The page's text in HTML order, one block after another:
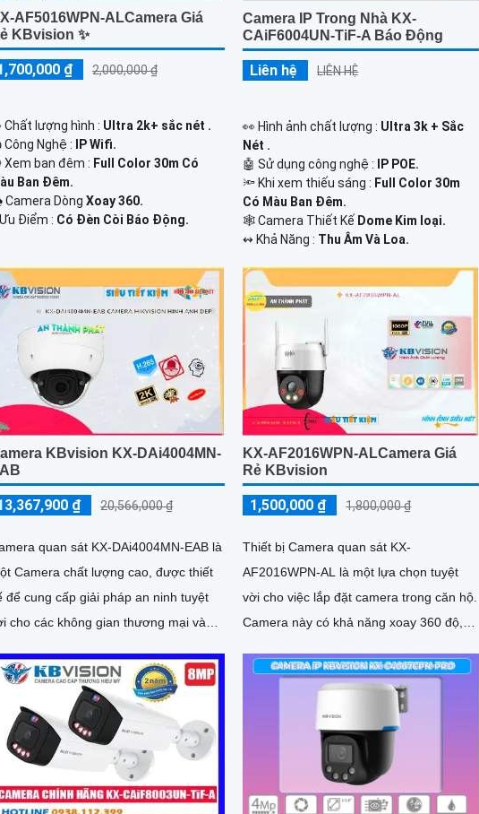
AF5016WPN-ALCamera Giá
KBvision ✨
₫ 2,000,000 ₫
Chất lượng hình : Ultra 2k+ sắc nét .
Công Nghệ :
IP Wifi.
Xem ban đêm : Full Color 30m Có
Ban Đêm.
DòngXoay 360.
Điểm : Có Đèn Còi Báo Động.
Camera IP Trong Nhà KX-
CAiF6004UN-TiF-A Báo Động
Liên hệ LIÊN HỆ
️👀 Hình ảnh chất lượng : Ultra 3k + Sắc
Nét .
🤖️ Sử dụng công nghệ :
IP POE.
🔦 Khi xem thiếu sáng : Full Color 30m
Có Màu Ban Ðêm.
🕸️ Camera Thiết Kế Dome Kim loại.
️↭ Khả Năng : Thu Âm Và Loa.
KBvision KX-DAi4004MN-
₫ 20,566,000 ₫
quan sát KX-DAi4004MN-EAB là
Camera chất lượng cao, được thiết
để cung cấp giải pháp an ninh tuyệt
cho các không gian thương mại và
KX-AF2016WPN-ALCamera Giá
Rẻ KBvision
1,500,000 ₫ 1,800,000 ₫
Thiết bị Camera quan sát KX-
AF2016WPN-AL là một lựa chọn tuyệt
vời cho việc lắp đặt camera trong căn hộ.
Camera này có khả năng xoay 360 độ,
phân giải FULL HD 1080P